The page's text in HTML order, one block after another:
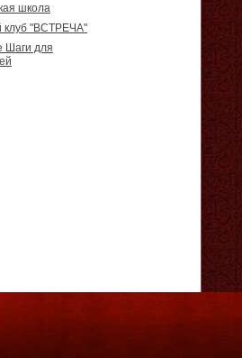
школа
клуб "ВСТРЕЧА"
Шаги для